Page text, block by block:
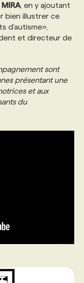
MIRA , en y ajoutant
bien illustrer ce
d’autisme»,
et directeur de
sont
présentant une
et aux
du